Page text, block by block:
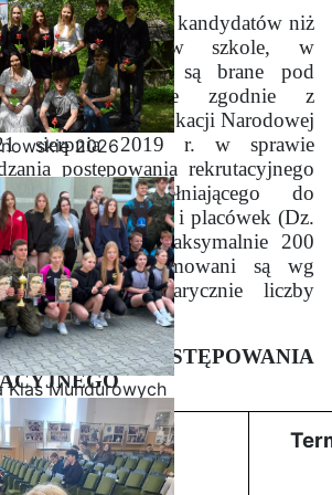
2026
Klas Mundurowych
większej liczby kandydatów niż
miejsc w szkole, w
rekrutacyjnym są brane pod
przeliczone zgodnie z
Ministra Edukacji Narodowej
sierpnia 2019 r. w sprawie
postępowania rekrutacyjnego
uzupełniającego do
przedszkoli, szkół i placówek (Dz.
poz. 1737) (maksymalnie 200
Kandydaci przyjmowani są wg
osiągniętej sumarycznie liczby
POSTĘPOWANIA
czynności